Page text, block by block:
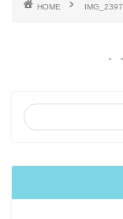
HOME IMG_2397